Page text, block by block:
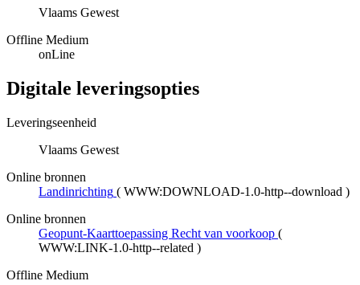
Vlaams Gewest
Offline Medium
onLine
Digitale leveringsopties
Leveringseenheid
Vlaams Gewest
Online bronnen
Landinrichting ( WWW:DOWNLOAD-1.0-http--download )
Online bronnen
Geopunt-Kaarttoepassing Recht van voorkoop (
WWW:LINK-1.0-http--related )
Offline Medium